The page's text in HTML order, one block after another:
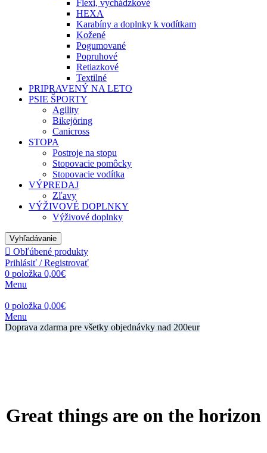
Flexi, vychádzkové
HEXA
Karabíny a doplnky k vodítkam
Kožené
Pogumované
Popruhové
Retiazkové
Textilné
PRIPRAVENÝ NA LETO
PSIE ŠPORTY
Agility
Bikejöring
Canicross
STOPA
Postroje na stopu
Stopovacie pomôcky
Stopovacie vodítka
VÝPREDAJ
Zľavy
VÝŽIVOVÉ DOPLNKY
Výživové doplnky
Vyhľadávanie
Obľúbené produkty
Prihlásiť / Registrovať
0 položka 0,00€
Menu
0 položka 0,00€
Menu
Doprava zdarma pre všetky objednávky nad 200eur
Great things are on the horizon